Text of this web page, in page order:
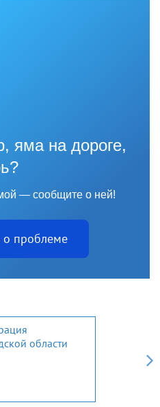
яма на дороге,
— сообщите о ней!
о проблеме
области